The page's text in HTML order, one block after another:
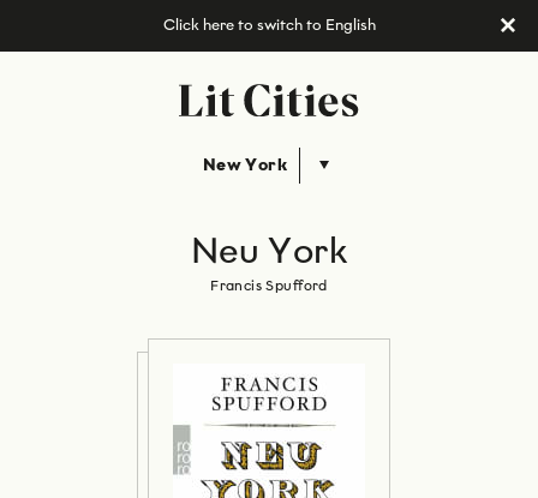
New York
Neu York
Francis Spufford
Click here to switch to English